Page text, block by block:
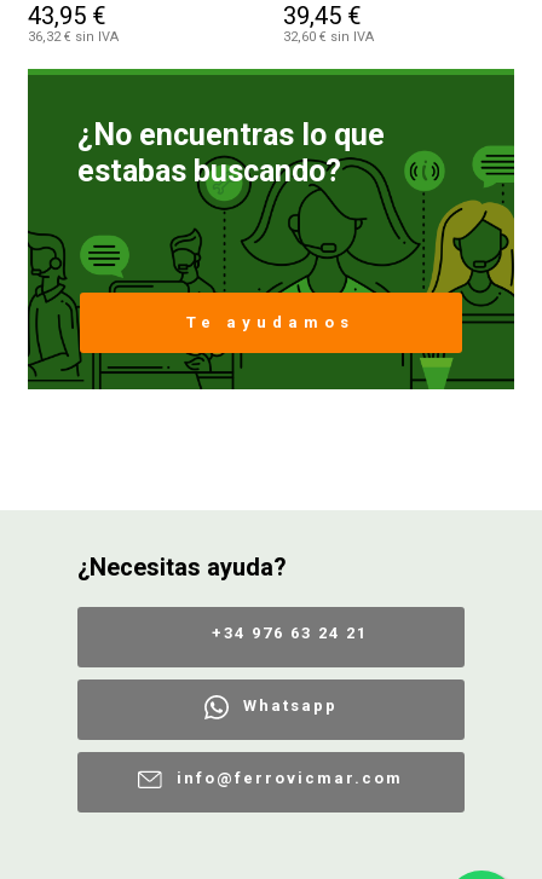
43,95 €
36,32 € sin IVA
39,45 €
32,60 € sin IVA
¿No encuentras lo que
estabas buscando?
Te ayudamos
¿Necesitas ayuda?
+34 976 63 24 21
Whatsapp
info@ferrovicmar.com